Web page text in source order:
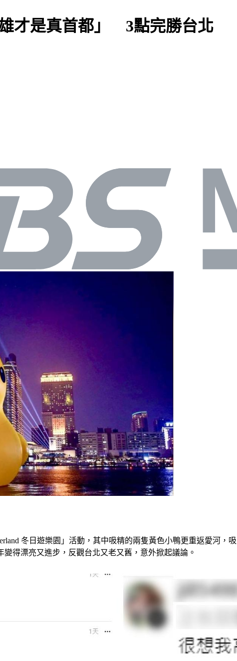
才是真首都」 3點完勝台北
冬日遊樂園」活動，其中吸精的兩隻黃色小鴨更重返愛河，
得漂亮又進步，反觀台北又老又舊，意外掀起議論。